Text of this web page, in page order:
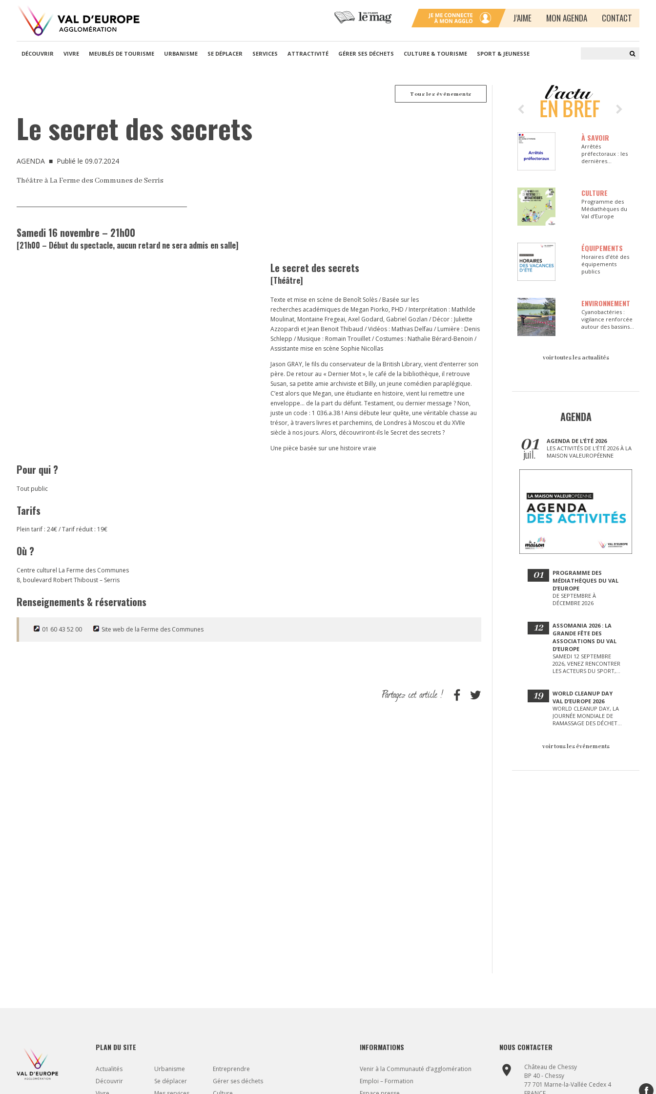
J’AIME MON AGENDA CONTACT
DÉCOUVRIR VIVRE MEUBLÉS DE TOURISME URBANISME SE DÉPLACER SERVICES ATTRACTIVITÉ GÉRER SES DÉCHETS CULTURE & TOURISME SPORT & JEUNESSE
Tous les événements
Le secret des secrets
AGENDA■ Publié le 09.07.2024
Théâtre à La Ferme des Communes de Serris
Samedi 16 novembre – 21h00
[21h00 – Début du spectacle, aucun retard ne sera admis en salle]
Le secret des secrets
[Théâtre]
Texte et mise en scène de Benoît Solès / Basée sur les
recherches académiques de Megan Piorko, PHD / Interprétation : Mathilde
Moulinat, Montaine Fregeai, Axel Godard, Gabriel Gozlan / Décor : Juliette
Azzopardi et Jean Benoit Thibaud / Vidéos : Mathias Delfau / Lumière : Denis
Schlepp / Musique : Romain Trouillet / Costumes : Nathalie Bérard-Benoin /
Assistante mise en scène Sophie Nicollas
Jason GRAY, le fils du conservateur de la British Library, vient d’enterrer son
père. De retour au « Dernier Mot », le café de la bibliothèque, il retrouve
Susan, sa petite amie archiviste et Billy, un jeune comédien paraplégique.
C’est alors que Megan, une étudiante en histoire, vient lui remettre une
enveloppe… de la part du défunt. Testament, ou dernier message ? Non,
juste un code : 1 036.a.38 ! Ainsi débute leur quête, une véritable chasse au
trésor, à travers livres et parchemins, de Londres à Moscou et du XVIIe
siècle à nos jours. Alors, découvriront-ils le Secret des secrets ?
Une pièce basée sur une histoire vraie
Pour qui ?
Tout public
Tarifs
Plein tarif : 24€ / Tarif réduit : 19€
Où ?
Centre culturel La Ferme des Communes
8, boulevard Robert Thiboust – Serris
Renseignements & réservations
01 60 43 52 00 Site web de la Ferme des Communes
À SAVOIR
Arrêtés
préfectoraux : les
dernières
CULTURE
Programme des
Médiathèques du
Val d’Europe
ÉQUIPEMENTS
Horaires d’été des
équipements
publics
ENVIRONNEMENT
Cyanobactéries :
vigilance renforcée
autour des bassins
voir toutes les actualités
AGENDA
01
juil.
AGENDA DE L’ÉTÉ 2026
LES ACTIVITÉS DE L’ÉTÉ 2026 À LA
MAISON VALEUROPÉENNE
01
PROGRAMME DES
MÉDIATHÈQUES DU VAL
D’EUROPE
DE SEPTEMBRE À
DÉCEMBRE 2026
12
ASSOMANIA 2026 : LA
GRANDE FÊTE DES
ASSOCIATIONS DU VAL
D’EUROPE
SAMEDI 12 SEPTEMBRE
2026, VENEZ RENCONTRER
LES ACTEURS DU SPORT,
D’AUTRES LORS DE CETTE
JOURNÉE EXCEPTIONNELLE.
19
WORLD CLEANUP DAY
VAL D’EUROPE 2026
WORLD CLEANUP DAY, LA
JOURNÉE MONDIALE DE
RAMASSAGE DES DÉCHETS
D’EUROPE !
voir tous les événements
PLAN DU SITE
Actualités
Découvrir
Urbanisme
Se déplacer
Entreprendre
Gérer ses déchets
INFORMATIONS
Venir à la Communauté d’agglomération
Emploi – Formation
NOUS CONTACTER
place
Château de Chessy
BP 40 - Chessy
77 701 Marne-la-Vallée Cedex 4